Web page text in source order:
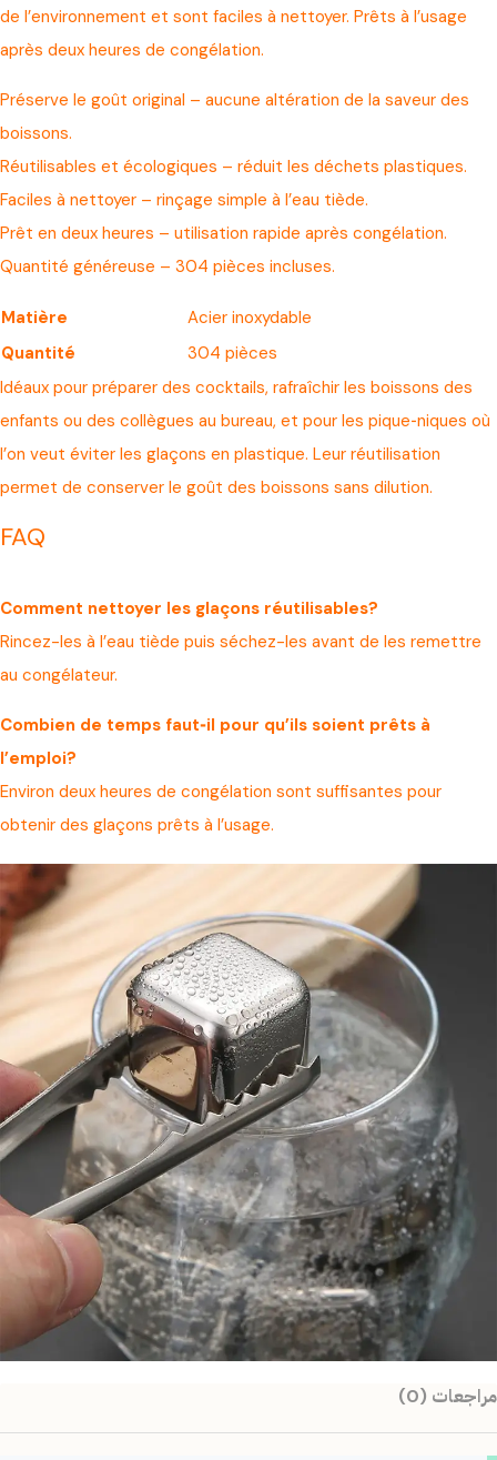
de l’environnement et sont faciles à nettoyer. Prêts à l’usage
après deux heures de congélation.
Préserve le goût original – aucune altération de la saveur des
boissons.
Réutilisables et écologiques – réduit les déchets plastiques.
Faciles à nettoyer – rinçage simple à l’eau tiède.
Prêt en deux heures – utilisation rapide après congélation.
Quantité généreuse – 304 pièces incluses.
Matière
Acier inoxydable
Quantité
304 pièces
Idéaux pour préparer des cocktails, rafraîchir les boissons des
enfants ou des collègues au bureau, et pour les pique‑niques où
l’on veut éviter les glaçons en plastique. Leur réutilisation
permet de conserver le goût des boissons sans dilution.
FAQ
Comment nettoyer les glaçons réutilisables?
Rincez-les à l’eau tiède puis séchez-les avant de les remettre
au congélateur.
Combien de temps faut‑il pour qu’ils soient prêts à
l’emploi?
Environ deux heures de congélation sont suffisantes pour
obtenir des glaçons prêts à l’usage.
مراجعات (0)